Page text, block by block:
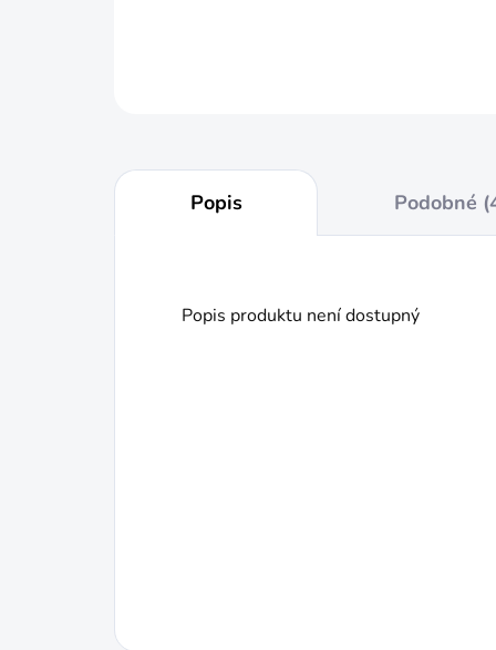
Popis Podobné
Popis produktu není dostupný